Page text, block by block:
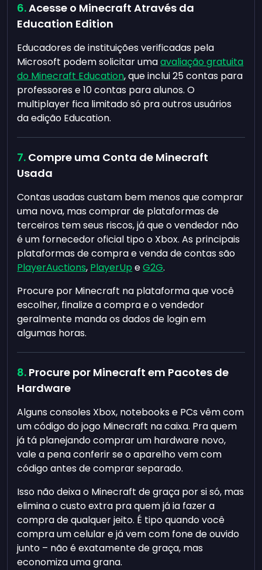
Acesse o Minecraft Através da
Education Edition
Educadores de instituições verificadas pela
Microsoft podem solicitar umaavaliação gratuita
do Minecraft Education, que inclui 25 contas para
professores e 10 contas para alunos. O
multiplayer fica limitado só pra outros usuários
da edição Education.
Compre uma Conta de Minecraft
Usada
Contas usadas custam bem menos que comprar
uma nova, mas comprar de plataformas de
terceiros tem seus riscos, já que o vendedor não
é um fornecedor oficial tipo o Xbox. As principais
plataformas de compra e venda de contas são
PlayerAuctions, PlayerUp eG2G.
Procure por Minecraft na plataforma que você
escolher, finalize a compra e o vendedor
geralmente manda os dados de login em
algumas horas.
Procure por Minecraft em Pacotes de
Hardware
Alguns consoles Xbox, notebooks e PCs vêm com
um código do jogo Minecraft na caixa. Pra quem
já tá planejando comprar um hardware novo,
vale a pena conferir se o aparelho vem com
código antes de comprar separado.
Isso não deixa o Minecraft de graça por si só, mas
elimina o custo extra pra quem já ia fazer a
compra de qualquer jeito. É tipo quando você
compra um celular e já vem com fone de ouvido
junto – não é exatamente de graça, mas
economiza uma grana.